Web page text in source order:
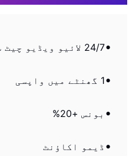
24/7 لائیو ویڈیو چیٹ سپورٹ
1 گھنٹے میں واپسی
بونس +20%
ڈیمو اکاؤنٹ